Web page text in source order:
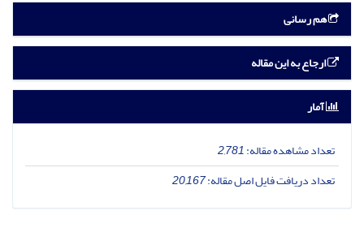
هم رسانی
ارجاع به این مقاله
آمار
تعداد مشاهده مقاله:2,781
تعداد دریافت فایل اصل مقاله:20,167